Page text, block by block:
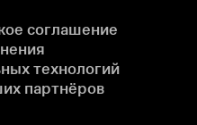
соглашение
технологий
партнёров